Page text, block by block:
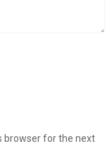
browser for the next